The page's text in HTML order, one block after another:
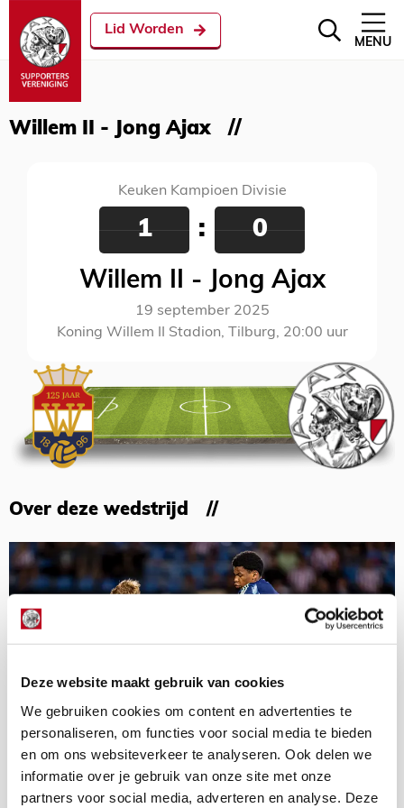
Deze website maakt gebruik van cookies
We gebruiken cookies om content en advertenties te
personaliseren, om functies voor social media te bieden
en om ons websiteverkeer te analyseren. Ook delen we
informatie over je gebruik van onze site met onze
partners voor social media, adverteren en analyse. Deze
Lid Worden
MENU
Willem II - Jong Ajax
Keuken Kampioen Divisie
1 : 0
Willem II - Jong Ajax
19 september 2025
Koning Willem II Stadion, Tilburg, 20:00 uur
Over deze wedstrijd